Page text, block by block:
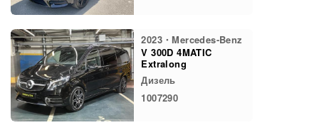
2023・Mercedes-Benz
V 300D 4MATIC
Extralong
Дизель
1007290